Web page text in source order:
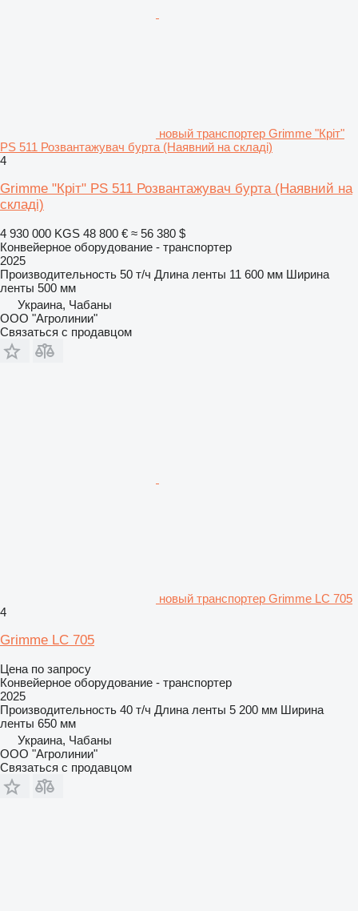
новый транспортер Grimme "Кріт"
PS 511 Розвантажувач бурта (Наявний на складі)
4
Grimme "Кріт" PS 511 Розвантажувач бурта (Наявний на
складі)
4 930 000 KGS 48 800 € ≈ 56 380 $
Конвейерное оборудование - транспортер
2025
Производительность 50 т/ч Длина ленты 11 600 мм Ширина
ленты 500 мм
Украина, Чабаны
ООО "Агролинии"
Связаться с продавцом
новый транспортер Grimme LC 705
4
Grimme LC 705
Цена по запросу
Конвейерное оборудование - транспортер
2025
Производительность 40 т/ч Длина ленты 5 200 мм Ширина
ленты 650 мм
Украина, Чабаны
ООО "Агролинии"
Связаться с продавцом